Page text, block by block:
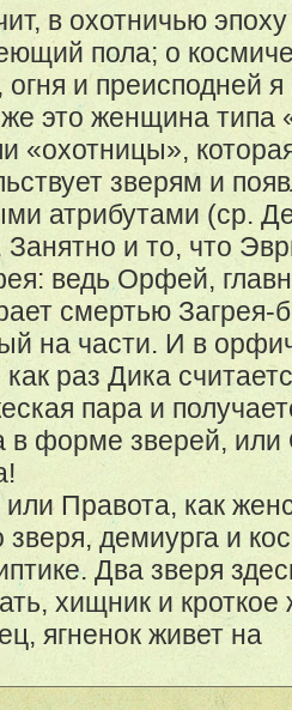
в охотничью
пола; о
и преисподней
это женщина типа
«охотницы»,
зверям и
атрибутами (ср.
и то, что
ведь Орфей,
смертью Загрея-
на части. И в
раз Дика
пара и
в форме зверей,
Правота, как
зверя, демиурга и
Два зверя
хищник и кроткое
ягненок живет на